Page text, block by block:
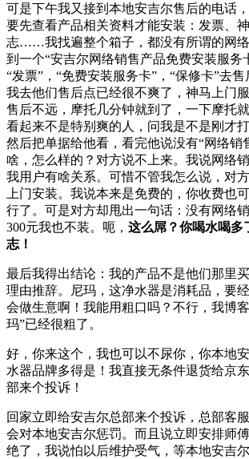
可是下午我又接到本地安吉尔售后的电话
要先查看产品相关资料才能安装：发票、
志……我找遍整个箱子，都没有所谓的网
到一个“安吉尔网络销售产品免费安装服务
“发票”，“免费安装服务卡”，“保修卡”去
我去他们售后点已经很不爽了，神马上门
售后不远，摩托几分钟就到了，一下摩托
看起来不是特别爽的人，问我是不是刚才
然后把单据给他看，看完他说没有“网络销
啥，怎么样的？对方说不上来。我说网络
我用户有啥关系。可惜不管我怎么说，对
上门安装。我说本来是免费的，你收费也
行了。可是对方却甩出一句话：没有网络
300元我也不装。呃， 这么屌？你喝水喝多
志！
最后我得出结论：我的产品不是他们那里
理由推辞。尼玛，这净水器是消耗品，要
会做生意啊！我能用粗口吗？不行，我博
玛”已经很粗了。
好，你来这个，我也可以不尿你，你本地
水器品牌多得是！我直接无条件退货给京
部来个投诉！
回家立即给安吉尔总部来个投诉，总部客
会对本地安吉尔惩罚。而且说立即安排师
绝了，我说怕以后维护受气，等本地安吉